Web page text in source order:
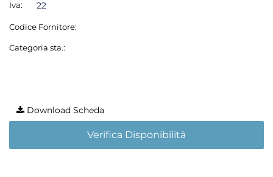
Iva: 22
Codice Fornitore:
Categoria sta.:
Download Scheda
Verifica Disponibilità